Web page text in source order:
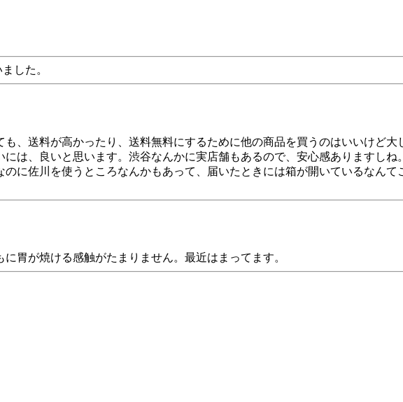
した。
、送料が高かったり、送料無料にするために他の商品を買うのはいいけど大
は、良いと思います。渋谷なんかに実店舗もあるので、安心感ありますし
に佐川を使うところなんかもあって、届いたときには箱が開いているなん
胃が焼ける感触がたまりません。最近はまってます。